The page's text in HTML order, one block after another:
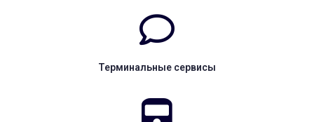
Терминальные сервисы